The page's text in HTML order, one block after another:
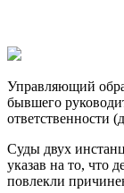
Управляющий обратился в суд с требованием о привлечении
бывшего
ответственности
Суды двух
указав на то, что
повлекли